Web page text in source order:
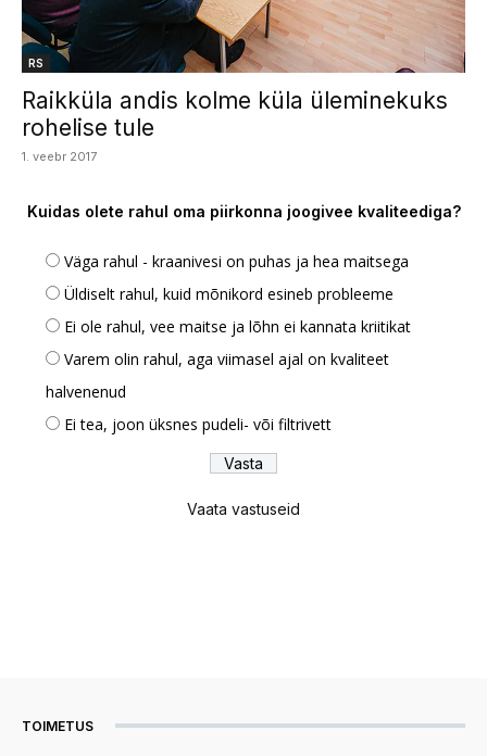
RS
Raikküla andis kolme küla üleminekuks
rohelise tule
1. veebr 2017
Kuidas olete rahul oma piirkonna joogivee kvaliteediga?
Väga rahul - kraanivesi on puhas ja hea maitsega
Üldiselt rahul, kuid mõnikord esineb probleeme
Ei ole rahul, vee maitse ja lõhn ei kannata kriitikat
Varem olin rahul, aga viimasel ajal on kvaliteet
halvenenud
Ei tea, joon üksnes pudeli- või filtrivett
Vaata vastuseid
TOIMETUS